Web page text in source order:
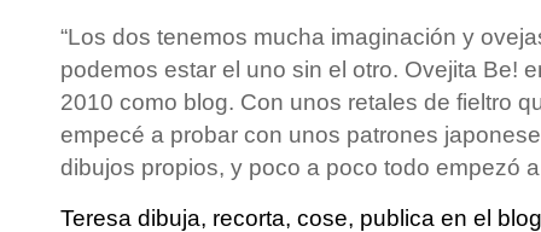
“Los dos tenemos mucha imaginación y
podemos estar el uno sin el otro. Ovejita Be!
2010 como blog. Con unos retales de fieltro
empecé a probar con unos patrones
dibujos propios, y poco a poco todo empezó a
Teresa dibuja, recorta, cose, publica en el